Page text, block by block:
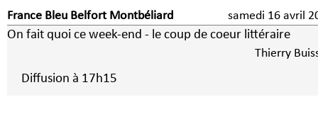
France Bleu Belfort Montbéliard samedi 16 avril
On fait quoi ce week-end - le coup de coeur littéraire
Thierry
Diffusion à 17h15